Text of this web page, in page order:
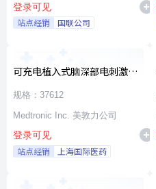
登录可见
站点经销 国联公司
可充电植入式脑深部电刺激脉
冲发生器套件
规格：37612
Medtronic Inc. 美敦力公司
登录可见
站点经销 上海国际医药